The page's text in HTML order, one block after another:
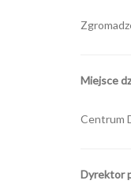
Miejsce
Centrum
Dyrektor